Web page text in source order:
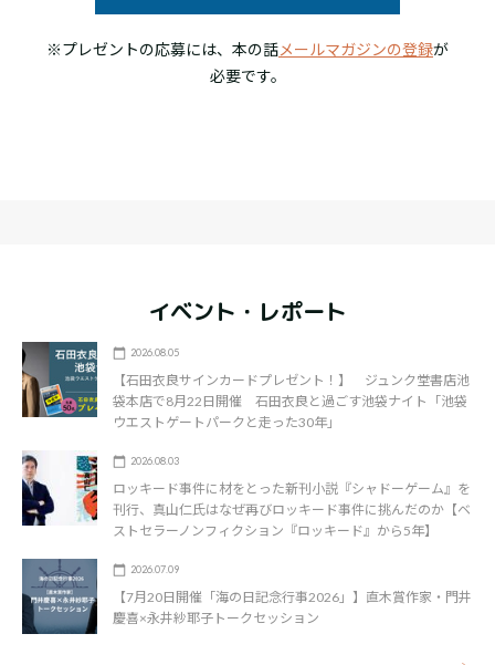
※プレゼントの応募には、本の話メールマガジンの登録が
必要です。
イベント・レポート
2026.08.05
【石田衣良サインカードプレゼント！】 ジュンク堂書店池
袋本店で8月22日開催 石田衣良と過ごす池袋ナイト「池袋
ウエストゲートパークと走った30年」
2026.08.03
ロッキード事件に材をとった新刊小説『シャドーゲーム』を
刊行、真山仁氏はなぜ再びロッキード事件に挑んだのか【ベ
ストセラーノンフィクション『ロッキード』から5年】
2026.07.09
【7月20日開催「海の日記念行事2026」】直木賞作家・門井
慶喜×永井紗耶子トークセッション